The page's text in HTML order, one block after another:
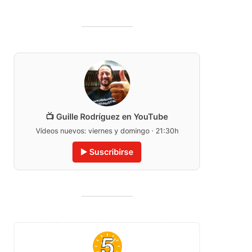
📺 Guille Rodríguez en YouTube
Vídeos nuevos: viernes y domingo · 21:30h
▶️ Suscribirse